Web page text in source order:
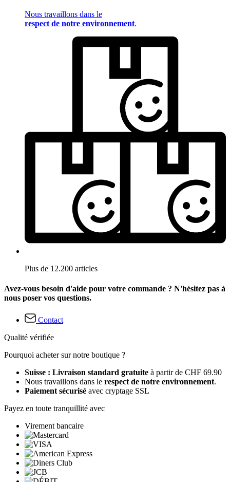
Nous travaillons dans le
respect de notre environnement.
Plus de 12.200 articles
Avez-vous besoin d'aide pour votre commande ? N'hésitez pas à
nous poser vos questions.
Contact
Qualité vérifiée
Pourquoi acheter sur notre boutique ?
Suisse : Livraison standard gratuite à partir de CHF 69.90
Nous travaillons dans le respect de notre environnement.
Paiement sécurisé avec cryptage SSL
Payez en toute tranquillité avec
Virement bancaire